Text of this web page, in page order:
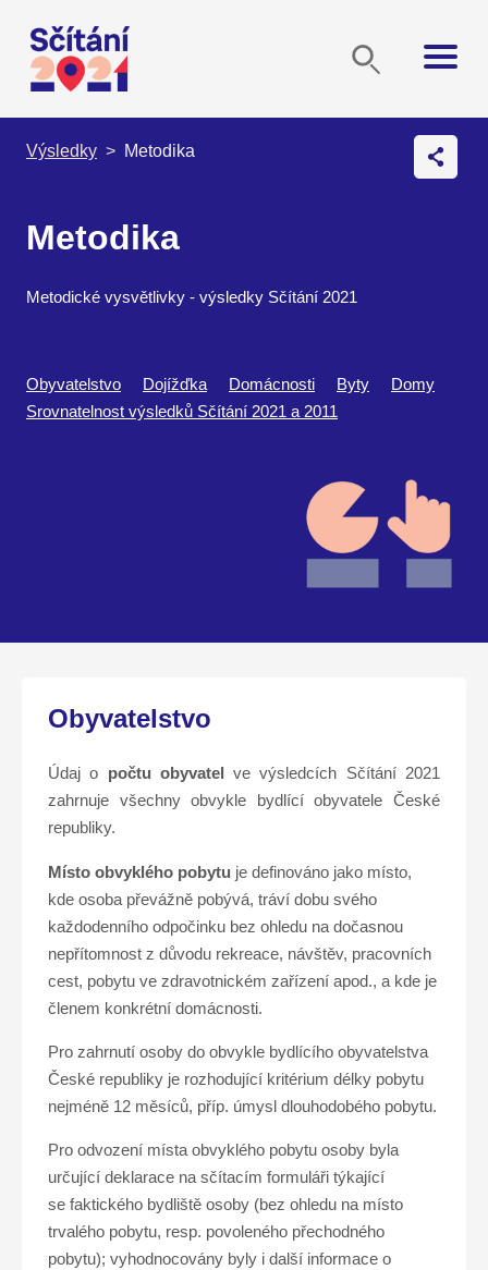
Výsledky Metodika
Metodika
Metodické vysvětlivky - výsledky Sčítání 2021
Obyvatelstvo Dojížďka Domácnosti Byty
Domy
Srovnatelnost výsledků Sčítání 2021 a 2011
Obyvatelstvo
Údaj o počtu obyvatelve výsledcích Sčítání 2021
zahrnuje všechny obvykle bydlící obyvatele České
republiky.
Místo obvyklého pobytu je definováno jako místo,
kde osoba převážně pobývá, tráví dobu svého
každodenního odpočinku bez ohledu na dočasnou
nepřítomnost z důvodu rekreace, návštěv, pracovních
cest, pobytu ve zdravotnickém zařízení apod., a kde je
členem konkrétní domácnosti.
Pro zahrnutí osoby do obvykle bydlícího obyvatelstva
České republiky je rozhodující kritérium délky pobytu
nejméně 12 měsíců, příp. úmysl dlouhodobého pobytu.
Pro odvození místa obvyklého pobytu osoby byla
určující deklarace na sčítacím formuláři týkající
se faktického bydliště osoby (bez ohledu na místo
trvalého pobytu, resp. povoleného přechodného
pobytu); vyhodnocovány byly i další informace o